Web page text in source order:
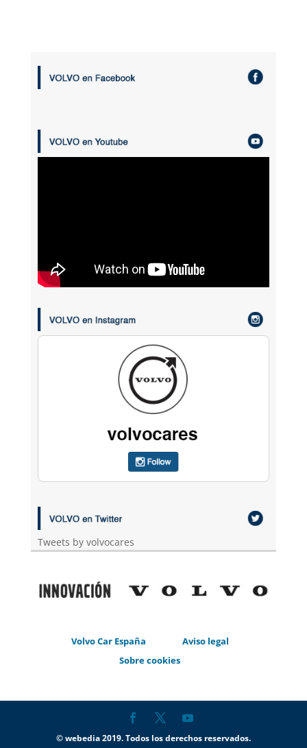
Tweets by volvocares
Volvo Car España
Aviso legal
Sobre cookies
© webedia 2019. Todos los derechos reservados.